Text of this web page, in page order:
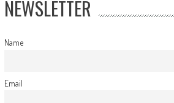
NEWSLETTER
Name
Email